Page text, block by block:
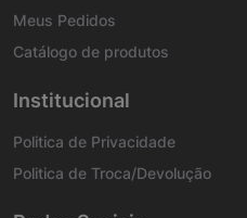
Meus Pedidos
Catálogo de produtos
Institucional
Politica de Privacidade
Politica de Troca/Devolução